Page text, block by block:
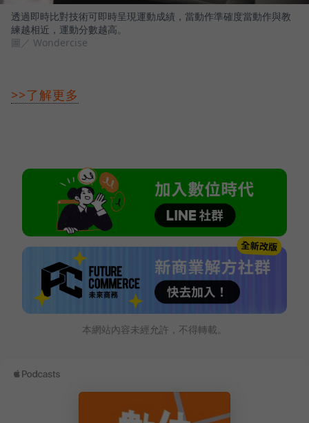
透過即時比對技術可即時呈現運動成績，當動作準確度當動作與教
練越相近，運動分數越高。
圖／ Wondercise
>>了解更多
本網站內容未經允許，不得轉載。